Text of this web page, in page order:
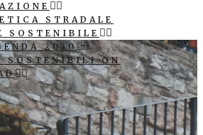
STRADALE
SOSTENIBILE
2030
SOSTENIBILI ON